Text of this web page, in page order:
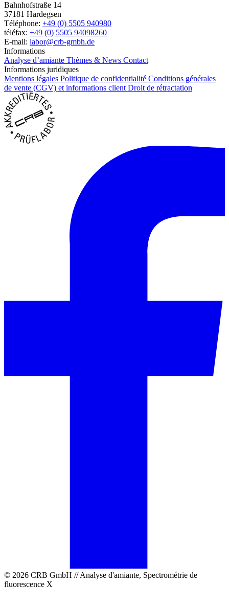
Bahnhofstraße 14
37181 Hardegsen
Téléphone: +49 (0) 5505 940980
téléfax: +49 (0) 5505 94098260
E-mail: labor@crb-gmbh.de
Informations
Analyse d’amiante Thèmes & News Contact
Informations juridiques
Mentions légales Politique de confidentialité Conditions générales
de vente (CGV) et informations client Droit de rétractation
© 2026 CRB GmbH // Analyse d'amiante, Spectrométrie de
fluorescence X